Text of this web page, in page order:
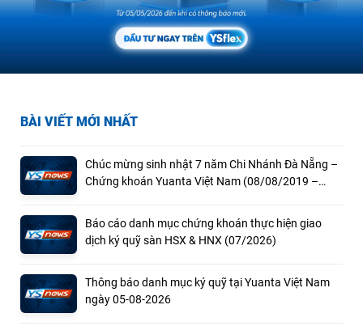
BÀI VIẾT MỚI NHẤT
Chúc mừng sinh nhật 7 năm Chi Nhánh Đà Nẵng –
Chứng khoán Yuanta Việt Nam (08/08/2019 –
Báo cáo danh mục chứng khoán thực hiện giao
dịch ký quỹ sàn HSX & HNX (07/2026)
Thông báo danh mục ký quỹ tại Yuanta Việt Nam
ngày 05-08-2026